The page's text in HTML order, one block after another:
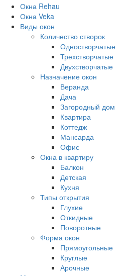
Окна Rehau
Окна Veka
Виды окон
Количество створок
Одностворчатые
Трехстворчатые
Двухстворчатые
Назначение окон
Веранда
Дача
Загородный дом
Квартира
Коттедж
Мансарда
Офис
Окна в квартиру
Балкон
Детская
Кухня
Типы открытия
Глухие
Откидные
Поворотные
Форма окон
Прямоугольные
Круглые
Арочные